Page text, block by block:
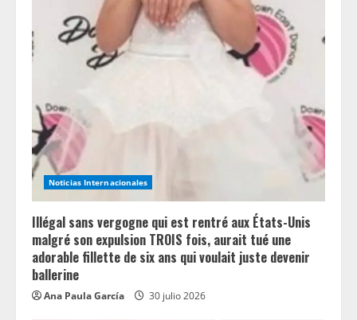
R
a
d
i
n
g
Noticias Internacionales
Illégal sans vergogne qui est rentré aux États-Unis
malgré son expulsion TROIS fois, aurait tué une
adorable fillette de six ans qui voulait juste devenir
ballerine
Ana Paula García 30 julio 2026